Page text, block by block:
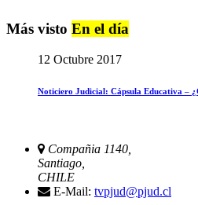
Más visto En el día
12 Octubre 2017
Noticiero Judicial: Cápsula Educativa –
Compañia 1140,
Santiago,
CHILE
E-Mail: tvpjud@pjud.cl